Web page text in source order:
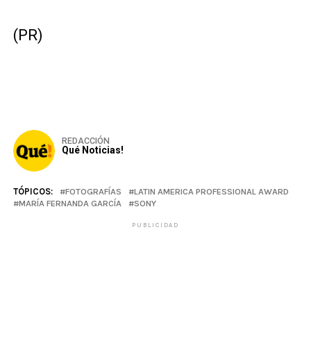
(PR)
REDACCIÓN
Qué Noticias!
TÓPICOS: FOTOGRAFÍAS
LATIN AMERICA PROFESSIONAL AWARD
MARÍA FERNANDA GARCÍA
SONY
PUBLICIDAD